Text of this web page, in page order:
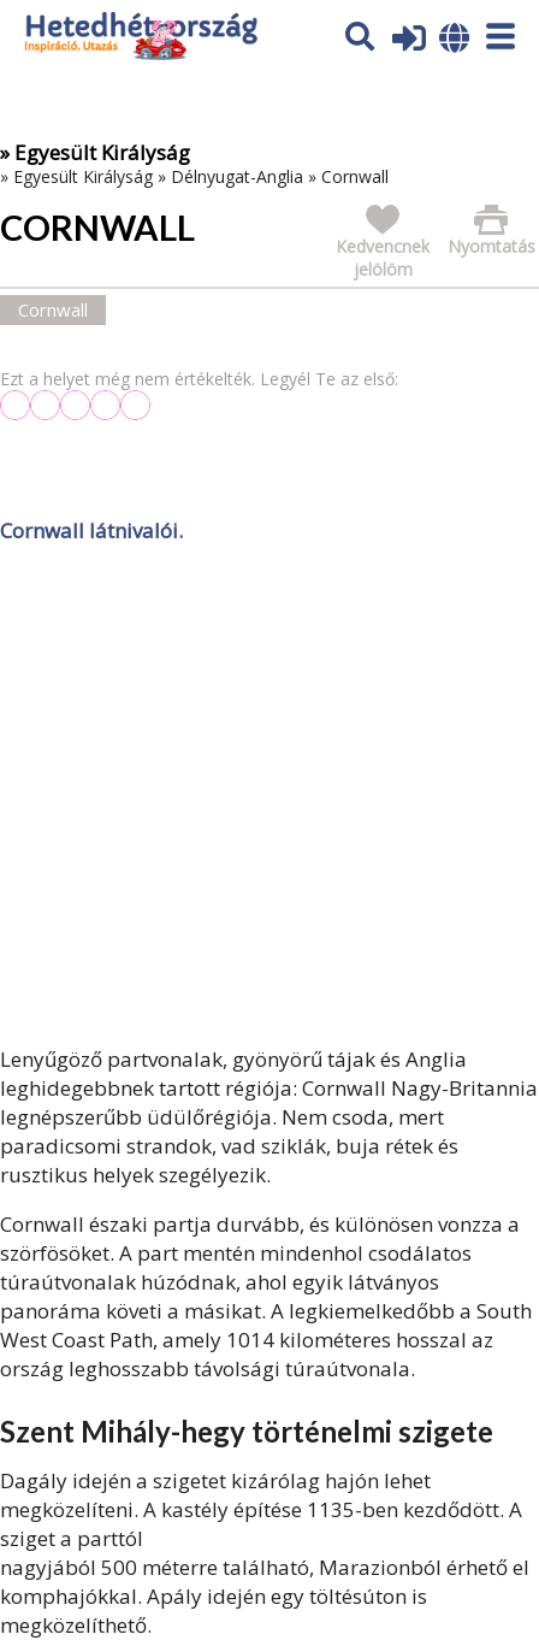
Az oldal sütiket (cookies) használ. További tájékoztatás itt:
Adatvédelmi tájékoztató
» Egyesült Királyság
» Egyesült Királyság » Délnyugat-Anglia » Cornwall
CORNWALL Nyomtatás
Kedvencnek
jelölöm
Cornwall
Ezt a helyet még nem értékelték. Legyél Te az első:
Cornwall látnivalói.
Lenyűgöző partvonalak, gyönyörű tájak és Anglia
leghidegebbnek tartott régiója: Cornwall Nagy-Britannia
legnépszerűbb üdülőrégiója. Nem csoda, mert
paradicsomi strandok, vad sziklák, buja rétek és
rusztikus helyek szegélyezik.
Cornwall északi partja durvább, és különösen vonzza a
szörfösöket. A part mentén mindenhol csodálatos
túraútvonalak húzódnak, ahol egyik látványos
panoráma követi a másikat. A legkiemelkedőbb a South
West Coast Path, amely 1014 kilométeres hosszal az
ország leghosszabb távolsági túraútvonala.
Szent Mihály-hegy történelmi szigete
Dagály idején a szigetet kizárólag hajón lehet
megközelíteni. A kastély építése 1135-ben kezdődött. A
sziget a parttól
nagyjából 500 méterre található, Marazionból érhető el
komphajókkal. Apály idején egy töltésúton is
megközelíthető.